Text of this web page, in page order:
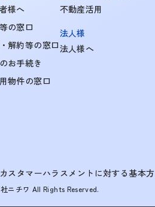
様へ
の窓口
解約等の窓口
お手続き
物件の窓口
不動産活用
法人様
法人様へ
カスタマーハラスメントに対する基本
ニチワ All Rights Reserved.